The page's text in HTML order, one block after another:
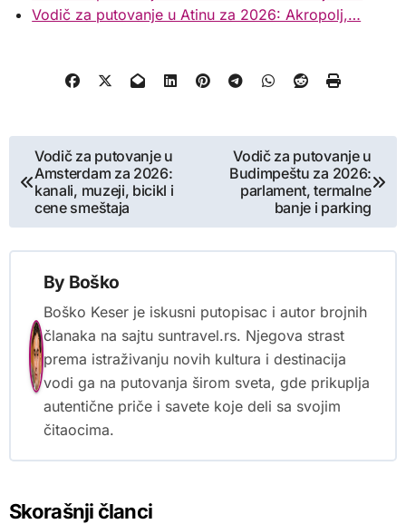
Vodič za putovanje u Atinu za 2026: Akropolj,…
Kretanje
članka
Vodič za putovanje u
Amsterdam za 2026:
kanali, muzeji, bicikl i
cene smeštaja
Vodič za putovanje u
Budimpeštu za 2026:
parlament, termalne
banje i parking
By Boško
Boško Keser je iskusni putopisac i autor brojnih
članaka na sajtu suntravel.rs. Njegova strast
prema istraživanju novih kultura i destinacija
vodi ga na putovanja širom sveta, gde prikuplja
autentične priče i savete koje deli sa svojim
čitaocima.
Skorašnji članci